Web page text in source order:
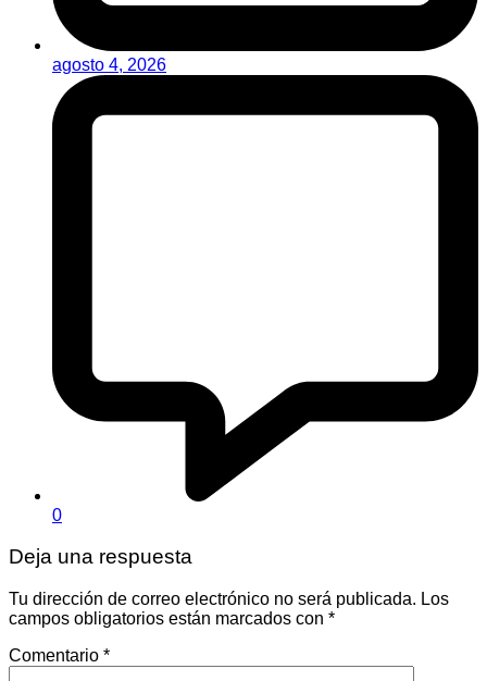
agosto 4, 2026
0
Deja una respuesta
Tu dirección de correo electrónico no será publicada. Los
campos obligatorios están marcados con *
Comentario *